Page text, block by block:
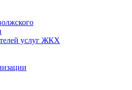
услуг ЖКХ